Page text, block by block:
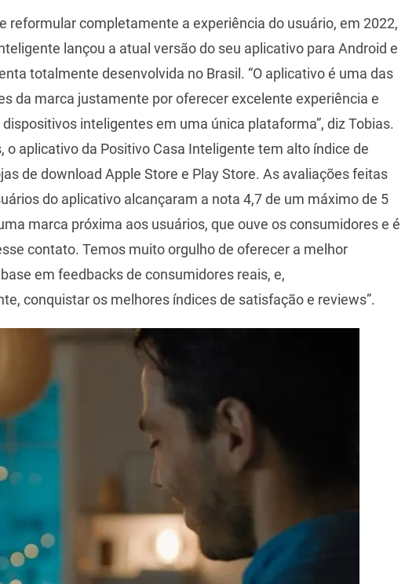
reformular completamente a experiência do usuário, em 2022,
lançou a atual versão do seu aplicativo para Android e
totalmente desenvolvida no Brasil. “O aplicativo é uma das
da marca justamente por oferecer excelente experiência e
inteligentes em uma única plataforma”, diz Tobias.
o aplicativo da Positivo Casa Inteligente tem alto índice de
de download Apple Store e Play Store. As avaliações feitas
do aplicativo alcançaram a nota 4,7 de um máximo de 5
marca próxima aos usuários, que ouve os consumidores e é
contato. Temos muito orgulho de oferecer a melhor
em feedbacks de consumidores reais, e,
conquistar os melhores índices de satisfação e reviews”.